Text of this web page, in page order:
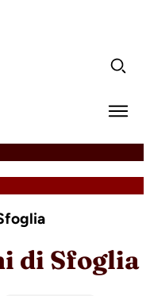
di Sfoglia